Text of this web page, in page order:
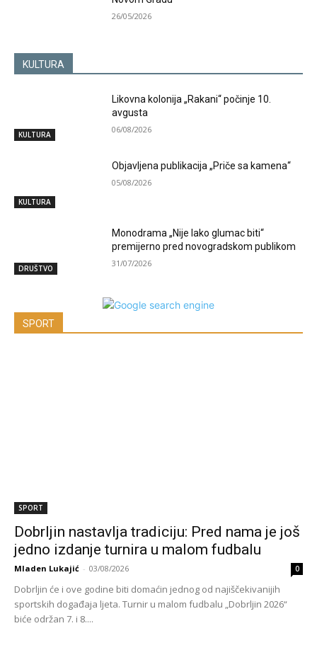
26/05/2026
KULTURA
KULTURA
Likovna kolonija „Rakani“ počinje 10.
avgusta
06/08/2026
KULTURA
Objavljena publikacija „Priče sa kamena“
05/08/2026
DRUŠTVO
Monodrama „Nije lako glumac biti“
premijerno pred novogradskom publikom
31/07/2026
SPORT
SPORT
Dobrljin nastavlja tradiciju: Pred nama je još
jedno izdanje turnira u malom fudbalu
Mladen Lukajić - 03/08/2026 0
Dobrljin će i ove godine biti domaćin jednog od najiščekivanijih
sportskih događaja ljeta. Turnir u malom fudbalu „Dobrljin 2026“
biće održan 7. i 8....